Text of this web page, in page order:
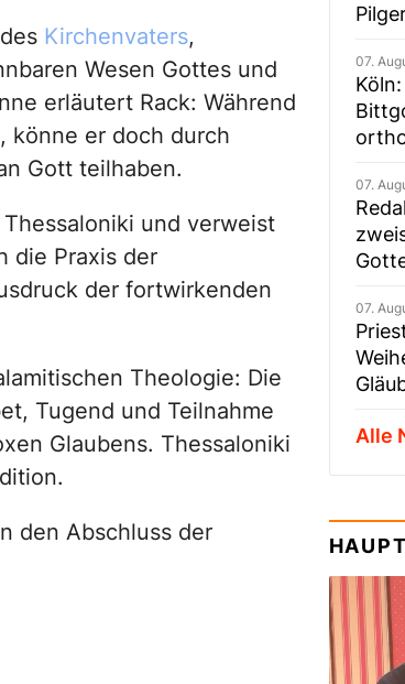
Kirchenvaters,
Wesen Gottes und
erläutert Rack: Während
könne er doch durch
Gott teilhaben.
und verweist
die Praxis der
der fortwirkenden
Theologie: Die
Tugend und Teilnahme
Glaubens. Thessaloniki
den Abschluss der
07.
07.
07.
Alle